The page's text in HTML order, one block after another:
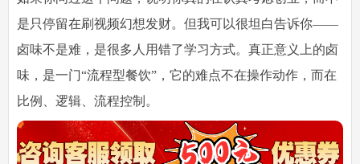
是只停留在刷视频幻想发财。但我可以很坦白告诉你——
卤味不是难，是很多人用错了学习方式。真正意义上的卤
味，是一门“流程型餐饮”，它的难点不在操作动作，而在
比例、逻辑、流程控制 。